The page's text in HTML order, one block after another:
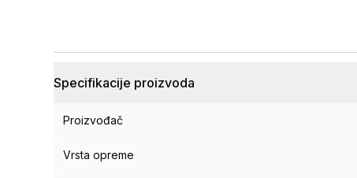
Specifikacije proizvoda
Proizvođač
Vrsta opreme